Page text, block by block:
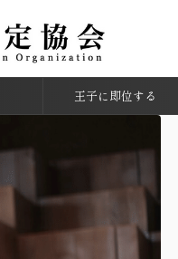
王子に即位する